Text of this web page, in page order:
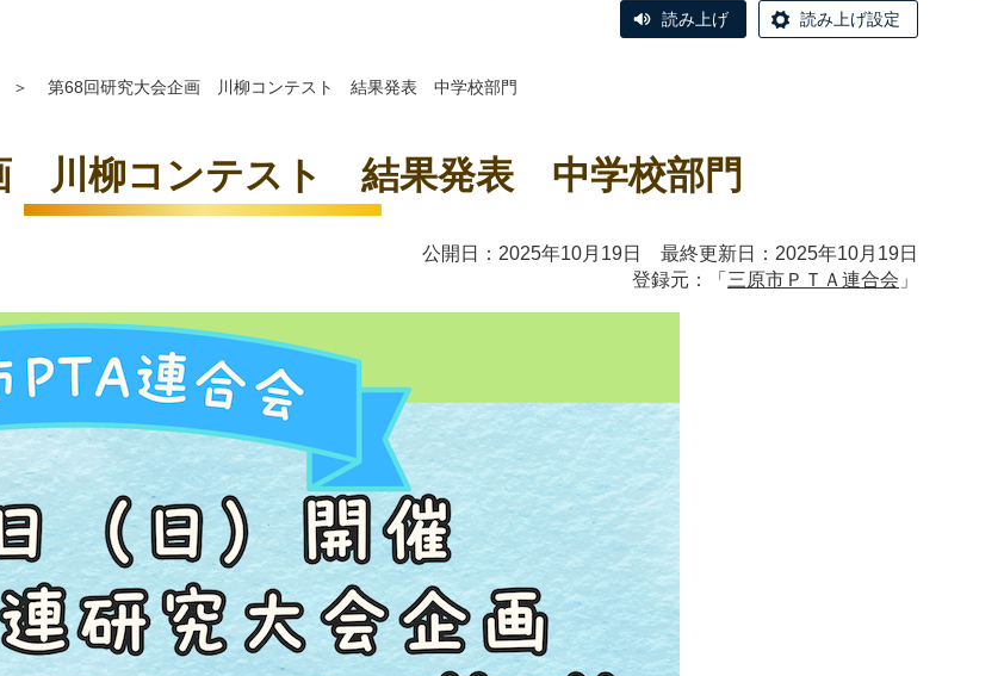
読み上げ 読み上げ設定
＞ 第68回研究大会企画 川柳コンテスト 結果発表 中学校部門
川柳コンテスト 結果発表 中学校部門
公開日：2025年10月19日 最終更新日：2025年10月19日
登録元：「 三原市ＰＴＡ連合会 」